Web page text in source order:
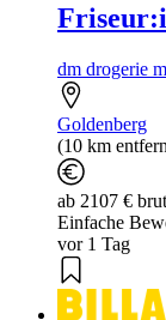
dm drogerie
Goldenberg
(10 km
ab 2107 €
Einfache
vor 1 Tag